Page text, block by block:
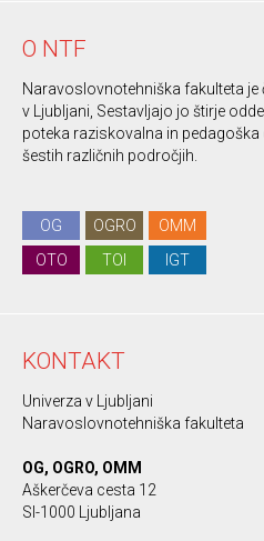
O NTF
Naravoslovnotehniška fakulteta je
v Ljubljani, Sestavljajo jo štirje
poteka raziskovalna in pedagoška
šestih različnih področjih.
OG OGRO
OMM
OTO
TOI IGT
KONTAKT
Univerza v Ljubljani
Naravoslovnotehniška fakulteta
OG, OGRO, OMM
Aškerčeva cesta 12
SI-1000 Ljubljana